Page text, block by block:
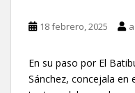
18 febrero, 2025
En su paso por El
Sánchez, concejala en